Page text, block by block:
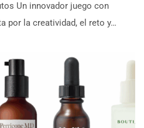
Un innovador juego con
por la creatividad, el reto y…